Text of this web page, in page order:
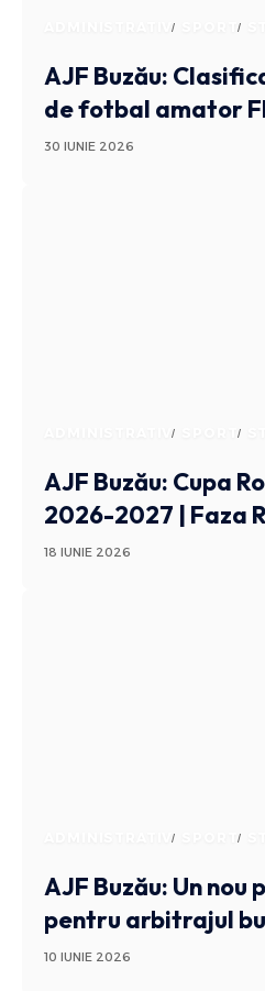
ADMINISTRATIV SPORT
AJF Buzău:
de fotbal amator
30 IUNIE 2026
ADMINISTRATIV SPORT
AJF Buzău: Cupa
2026-2027 | Faza
18 IUNIE 2026
ADMINISTRATIV SPORT
AJF Buzău: Un
pentru arbitrajul
10 IUNIE 2026